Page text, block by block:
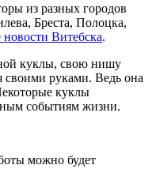
из разных городов
Бреста, Полоцка,
Витебска.
куклы, свою нишу
своими руками. Ведь она
куклы
событиям жизни.
можно будет